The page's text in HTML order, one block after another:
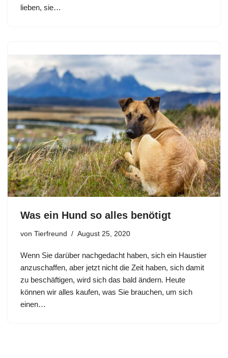
lieben, sie…
Was ein Hund so alles benötigt
von Tierfreund August 25, 2020
Wenn Sie darüber nachgedacht haben, sich ein Haustier
anzuschaffen, aber jetzt nicht die Zeit haben, sich damit
zu beschäftigen, wird sich das bald ändern. Heute
können wir alles kaufen, was Sie brauchen, um sich
einen…